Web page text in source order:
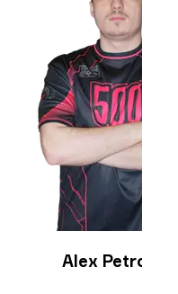
Alex Petrov